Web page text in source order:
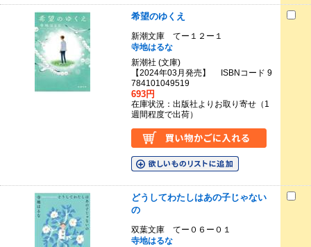
希望のゆくえ
新潮文庫 てー１２ー１
寺地はるな
新潮社 (文庫)
【2024年03月発売】 ISBNコード 9
784101049519
693円
在庫状況：出版社よりお取り寄せ（1
週間程度で出荷）
どうしてわたしはあの子じゃない
の
双葉文庫 てー０６ー０１
寺地はるな